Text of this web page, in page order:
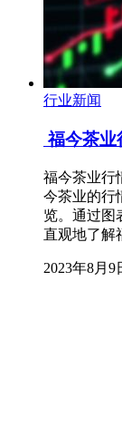
行业新闻
福今茶业
福今茶业行
今茶业的行
览。通过图
直观地了解
2023年8月9